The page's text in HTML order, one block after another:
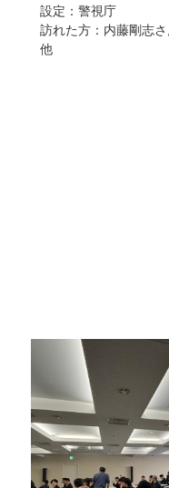
設定：警視庁
訪れた方：内藤剛志
他